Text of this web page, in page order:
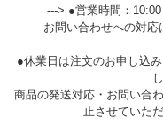
---> ●営業時間：10:00
お問い合わせへの対応
●休業日は注文のお申し込
商品の発送対応・お問い合
止させていた